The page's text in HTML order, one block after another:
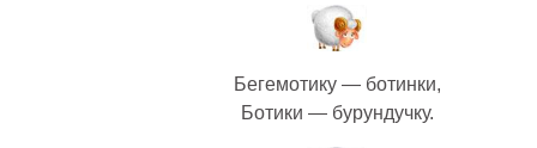
Бегемотику — ботинки,
Ботики — бурундучку.